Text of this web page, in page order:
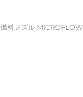
燃料ノズル MICROFLOW